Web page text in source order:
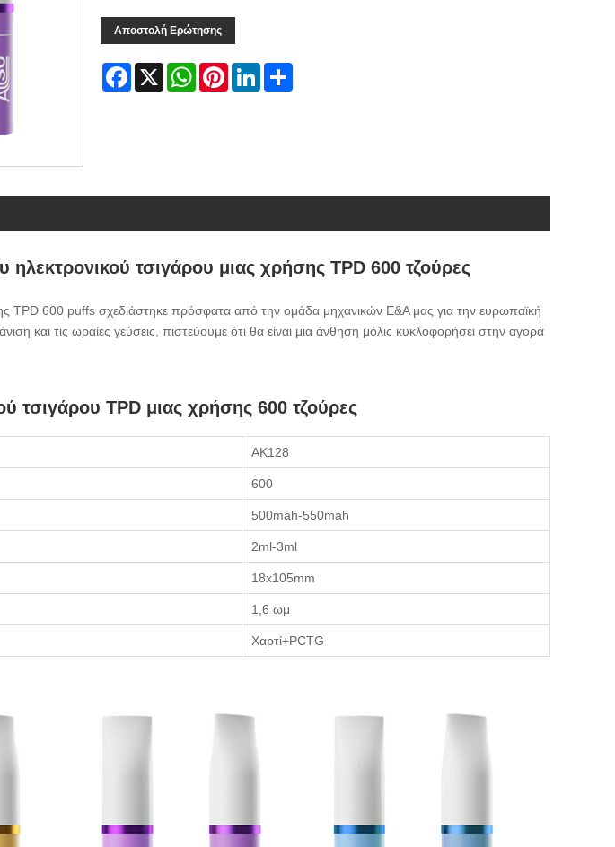
Αποστολή Ερώτησης
Facebook WhatsAppPinterestLinkedIn
τσιγάρου μιας χρήσης TPD 600 τζούρες
TPD 600 puffs σχεδιάστηκε πρόσφατα από την ομάδα μηχανικών Ε&Α μας για την ευρωπαϊκή
και τις ωραίες γεύσεις, πιστεύουμε ότι θα είναι μια άνθηση μόλις κυκλοφορήσει στην αγορά
τσιγάρου TPD μιας χρήσης 600 τζούρες
ΑΚ128
600
500mah-550mah
2ml-3ml
18x105mm
1,6 ωμ
Χαρτί+PCTG